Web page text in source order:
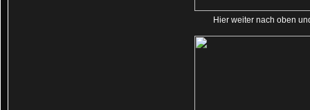
Hier weiter nach oben